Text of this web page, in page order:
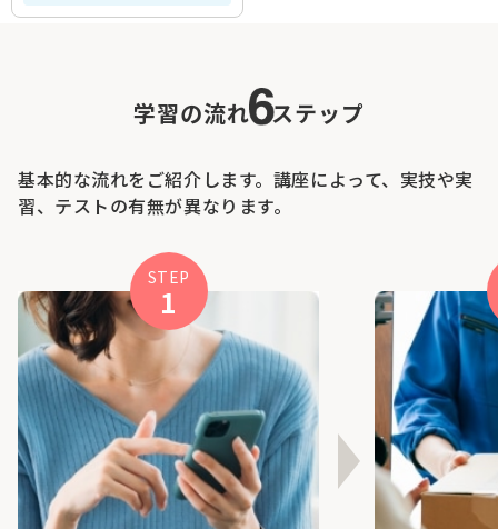
学習の流れ ステップ
基本的な流れをご紹介します。講座によって、実技や実
習、テストの有無が異なります。
STEP
1